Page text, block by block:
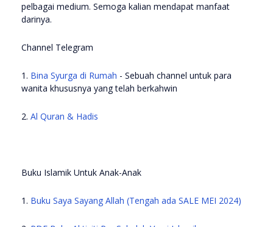
pelbagai medium. Semoga kalian mendapat manfaat
darinya.
Channel Telegram
1. Bina Syurga di Rumah - Sebuah channel untuk para
wanita khususnya yang telah berkahwin
2. Al Quran & Hadis
Buku Islamik Untuk Anak-Anak
1. Buku Saya Sayang Allah (Tengah ada SALE MEI 2024)